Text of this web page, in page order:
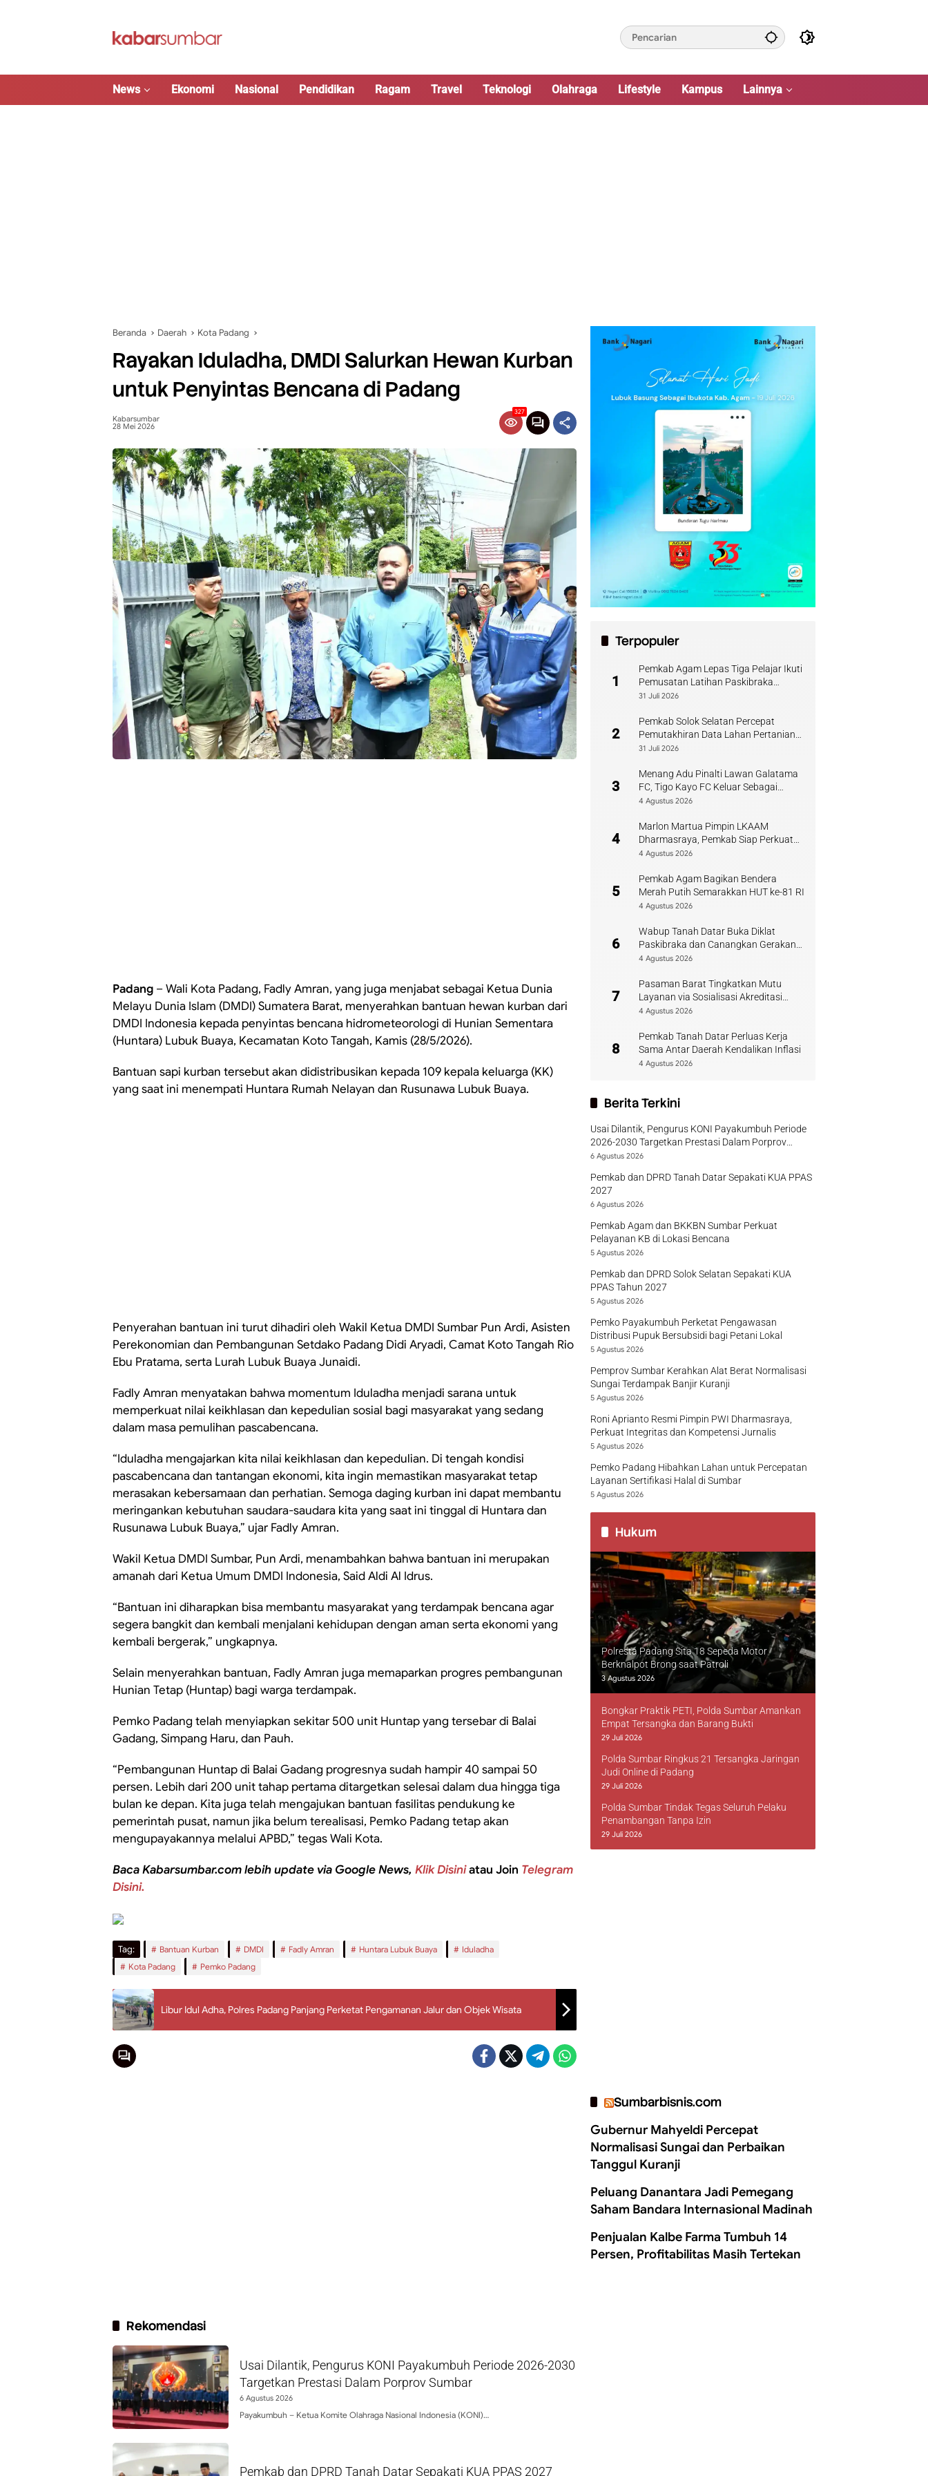
News Ekonomi Nasional Pendidikan Ragam Travel Teknologi Olahraga Lifestyle Kampus Lainnya
Beranda Daerah Kota Padang
Rayakan Iduladha, DMDI Salurkan Hewan Kurban
untuk Penyintas Bencana di Padang
Kabarsumbar
28 Mei 2026
327
Padang – Wali Kota Padang, Fadly Amran, yang juga menjabat sebagai Ketua Dunia
Melayu Dunia Islam (DMDI) Sumatera Barat, menyerahkan bantuan hewan kurban dari
DMDI Indonesia kepada penyintas bencana hidrometeorologi di Hunian Sementara
(Huntara) Lubuk Buaya, Kecamatan Koto Tangah, Kamis (28/5/2026).
Bantuan sapi kurban tersebut akan didistribusikan kepada 109 kepala keluarga (KK)
yang saat ini menempati Huntara Rumah Nelayan dan Rusunawa Lubuk Buaya.
Penyerahan bantuan ini turut dihadiri oleh Wakil Ketua DMDI Sumbar Pun Ardi, Asisten
Perekonomian dan Pembangunan Setdako Padang Didi Aryadi, Camat Koto Tangah Rio
Ebu Pratama, serta Lurah Lubuk Buaya Junaidi.
Fadly Amran menyatakan bahwa momentum Iduladha menjadi sarana untuk
memperkuat nilai keikhlasan dan kepedulian sosial bagi masyarakat yang sedang
dalam masa pemulihan pascabencana.
“Iduladha mengajarkan kita nilai keikhlasan dan kepedulian. Di tengah kondisi
pascabencana dan tantangan ekonomi, kita ingin memastikan masyarakat tetap
merasakan kebersamaan dan perhatian. Semoga daging kurban ini dapat membantu
meringankan kebutuhan saudara-saudara kita yang saat ini tinggal di Huntara dan
Rusunawa Lubuk Buaya,” ujar Fadly Amran.
Wakil Ketua DMDI Sumbar, Pun Ardi, menambahkan bahwa bantuan ini merupakan
amanah dari Ketua Umum DMDI Indonesia, Said Aldi Al Idrus.
“Bantuan ini diharapkan bisa membantu masyarakat yang terdampak bencana agar
segera bangkit dan kembali menjalani kehidupan dengan aman serta ekonomi yang
kembali bergerak,” ungkapnya.
Selain menyerahkan bantuan, Fadly Amran juga memaparkan progres pembangunan
Hunian Tetap (Huntap) bagi warga terdampak.
Pemko Padang telah menyiapkan sekitar 500 unit Huntap yang tersebar di Balai
Gadang, Simpang Haru, dan Pauh.
“Pembangunan Huntap di Balai Gadang progresnya sudah hampir 40 sampai 50
persen. Lebih dari 200 unit tahap pertama ditargetkan selesai dalam dua hingga tiga
bulan ke depan. Kita juga telah mengajukan bantuan fasilitas pendukung ke
pemerintah pusat, namun jika belum terealisasi, Pemko Padang tetap akan
mengupayakannya melalui APBD,” tegas Wali Kota.
Baca Kabarsumbar.com lebih update via Google News, Klik Disiniatau Join Telegram
Disini.
Tag: Bantuan Kurban DMDI Fadly Amran Huntara Lubuk Buaya
Iduladha
Kota Padang
Pemko Padang
Libur Idul Adha, Polres Padang Panjang Perketat Pengamanan Jalur dan Objek Wisata
Rekomendasi
Usai Dilantik, Pengurus KONI Payakumbuh Periode 2026-2030
Targetkan Prestasi Dalam Porprov Sumbar
6 Agustus 2026
Payakumbuh – Ketua Komite Olahraga Nasional Indonesia (KONI)…
Pemkab dan DPRD Tanah Datar Sepakati KUA PPAS 2027
Terpopuler
1
Pemkab Agam Lepas Tiga Pelajar Ikuti
Pemusatan Latihan Paskibraka
Sumbar
31 Juli 2026
2
Pemkab Solok Selatan Percepat
Pemutakhiran Data Lahan Pertanian
Pangan Berkelanjutan
31 Juli 2026
3
Menang Adu Pinalti Lawan Galatama
FC, Tigo Kayo FC Keluar Sebagai
Juara Piala Walikota Payakumbuh
4 Agustus 2026
4
Marlon Martua Pimpin LKAAM
Dharmasraya, Pemkab Siap Perkuat
Sinergi Adat
4 Agustus 2026
5
Pemkab Agam Bagikan Bendera
Merah Putih Semarakkan HUT ke-81 RI
4 Agustus 2026
6
Wabup Tanah Datar Buka Diklat
Paskibraka dan Canangkan Gerakan
Bendera
4 Agustus 2026
7
Pasaman Barat Tingkatkan Mutu
Layanan via Sosialisasi Akreditasi
Perpustakaan 2026
4 Agustus 2026
8
Pemkab Tanah Datar Perluas Kerja
Sama Antar Daerah Kendalikan Inflasi
4 Agustus 2026
Berita Terkini
Usai Dilantik, Pengurus KONI Payakumbuh Periode
2026-2030 Targetkan Prestasi Dalam Porprov
Sumbar
6 Agustus 2026
Pemkab dan DPRD Tanah Datar Sepakati KUA PPAS
2027
6 Agustus 2026
Pemkab Agam dan BKKBN Sumbar Perkuat
Pelayanan KB di Lokasi Bencana
5 Agustus 2026
Pemkab dan DPRD Solok Selatan Sepakati KUA
PPAS Tahun 2027
5 Agustus 2026
Pemko Payakumbuh Perketat Pengawasan
Distribusi Pupuk Bersubsidi bagi Petani Lokal
5 Agustus 2026
Pemprov Sumbar Kerahkan Alat Berat Normalisasi
Sungai Terdampak Banjir Kuranji
5 Agustus 2026
Roni Aprianto Resmi Pimpin PWI Dharmasraya,
Perkuat Integritas dan Kompetensi Jurnalis
5 Agustus 2026
Pemko Padang Hibahkan Lahan untuk Percepatan
Layanan Sertifikasi Halal di Sumbar
5 Agustus 2026
Hukum
Polresta Padang Sita 18 Sepeda Motor
Berknalpot Brong saat Patroli
3 Agustus 2026
Bongkar Praktik PETI, Polda Sumbar Amankan
Empat Tersangka dan Barang Bukti
29 Juli 2026
Polda Sumbar Ringkus 21 Tersangka Jaringan
Judi Online di Padang
29 Juli 2026
Polda Sumbar Tindak Tegas Seluruh Pelaku
Penambangan Tanpa Izin
29 Juli 2026
Sumbarbisnis.com
Gubernur Mahyeldi Percepat
Normalisasi Sungai dan Perbaikan
Tanggul Kuranji
Peluang Danantara Jadi Pemegang
Saham Bandara Internasional Madinah
Penjualan Kalbe Farma Tumbuh 14
Persen, Profitabilitas Masih Tertekan